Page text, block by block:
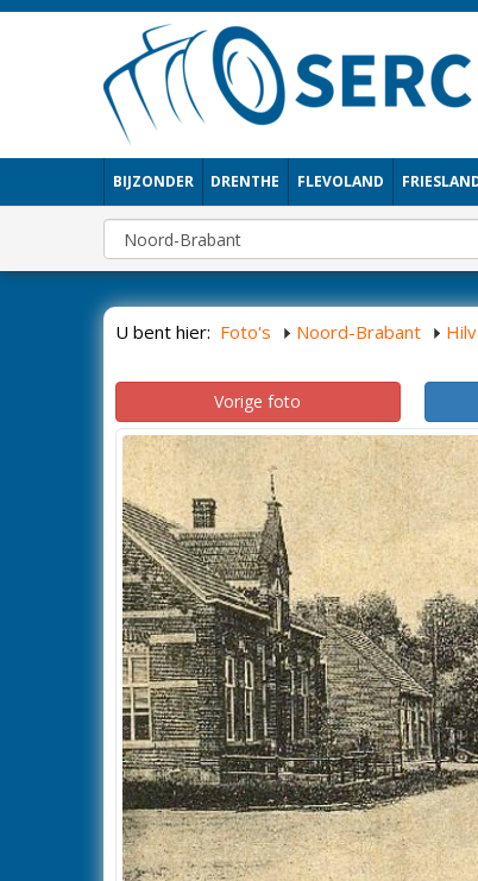
BIJZONDER DRENTHE FLEVOLAND
U bent hier: Foto's Noord-Brabant
Vorige foto